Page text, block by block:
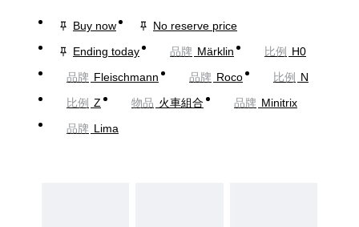
Buy now
No reserve price
Ending today
品牌 Märklin 比例
H0
品牌 Fleischmann 品牌 Roco 比例
N
比例 Z 物品 火車組合 品牌 Minitrix
品牌 Lima